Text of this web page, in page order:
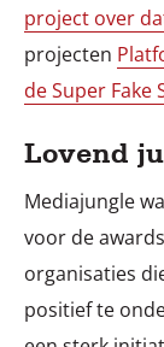
project over
projecten
de Super Fake
Lovend
Mediajungle
voor de
organisaties
positief te